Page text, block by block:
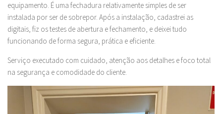
equipamento. É uma fechadura relativamente simples de ser
instalada por ser de sobrepor. Após a instalação, cadastrei as
digitais, fiz os testes de abertura e fechamento, e deixei tudo
funcionando de forma segura, prática e eficiente.
Serviço executado com cuidado, atenção aos detalhes e foco total
na segurança e comodidade do cliente.